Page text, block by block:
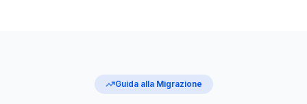
Guida alla Migrazione